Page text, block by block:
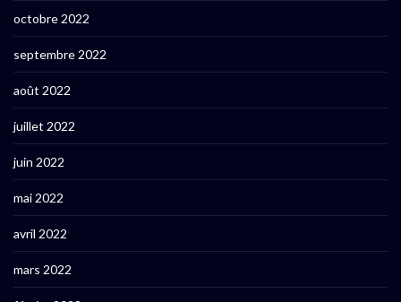
octobre 2022
septembre 2022
août 2022
juillet 2022
juin 2022
mai 2022
avril 2022
mars 2022